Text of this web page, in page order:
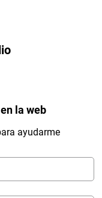
la web
ayudarme